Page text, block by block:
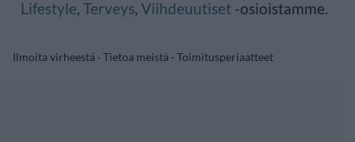
Lifestyle, Terveys, Viihdeuutiset -osioistamme.
Ilmoita virheestä · Tietoa meistä · Toimitusperiaatteet